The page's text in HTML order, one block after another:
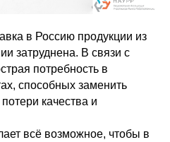
в Россию продукции из
затруднена. В связи с
потребность в
способных заменить
качества и
всё возможное, чтобы в